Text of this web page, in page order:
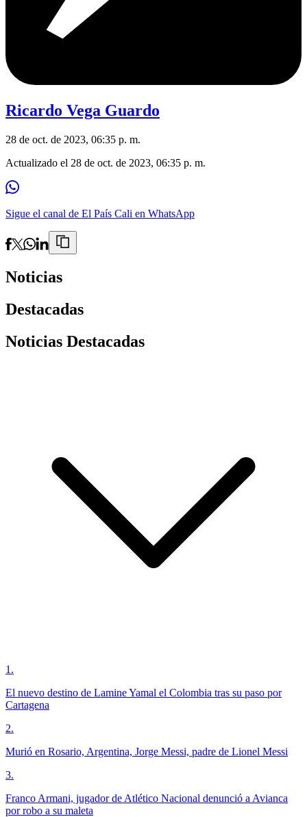
Ricardo Vega Guardo
28 de oct. de 2023, 06:35 p. m.
Actualizado el 28 de oct. de 2023, 06:35 p. m.
Sigue el canal de El País Cali en WhatsApp
Noticias
Destacadas
Noticias Destacadas
1 .
El nuevo destino de Lamine Yamal el Colombia tras su paso por
Cartagena
2.
Murió en Rosario, Argentina, Jorge Messi, padre de Lionel Messi
3.
Franco Armani, jugador de Atlético Nacional denunció a Avianca
por robo a su maleta